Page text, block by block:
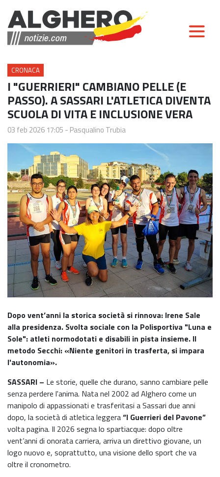
CRONACA
I "GUERRIERI" CAMBIANO PELLE (E
PASSO). A SASSARI L'ATLETICA DIVENTA
SCUOLA DI VITA E INCLUSIONE VERA
03 feb 2026 17:05 - Pasqualino Trubia
Dopo vent’anni la storica società si rinnova: Irene Sale
alla presidenza. Svolta sociale con la Polisportiva "Luna e
Sole": atleti normodotati e disabili in pista insieme. Il
metodo Secchi: «Niente genitori in trasferta, si impara
l'autonomia».
SASSARI – Le storie, quelle che durano, sanno cambiare pelle
senza perdere l'anima. Nata nel 2002 ad Alghero come un
manipolo di appassionati e trasferitasi a Sassari due anni
dopo, la società di atletica leggera“I Guerrieri del Pavone”
volta pagina. Il 2026 segna lo spartiacque: dopo oltre
vent’anni di onorata carriera, arriva un direttivo giovane, un
logo nuovo e, soprattutto, una visione dello sport che va
oltre il cronometro.